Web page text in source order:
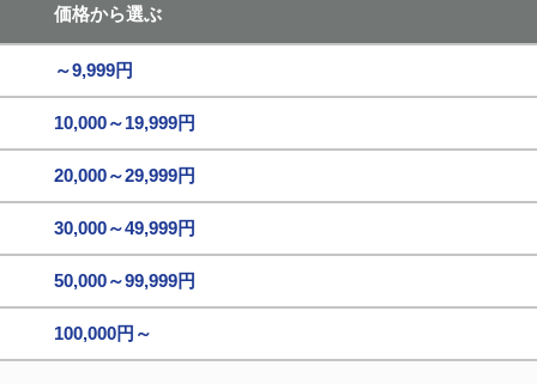
価格から選ぶ
～9,999円
10,000～19,999円
20,000～29,999円
30,000～49,999円
50,000～99,999円
100,000円～